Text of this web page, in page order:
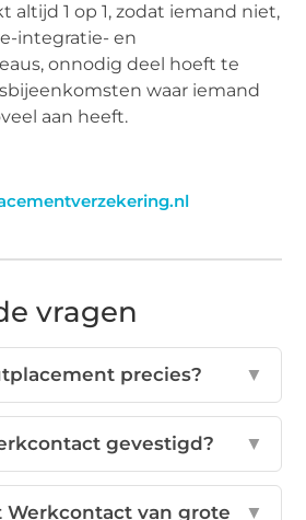
altijd 1 op 1, zodat iemand niet,
integratie- en
onnodig deel hoeft te
waar iemand
aan heeft.
vragen
precies? ▼
gevestigd? ▼
Werkcontact van grote
▼